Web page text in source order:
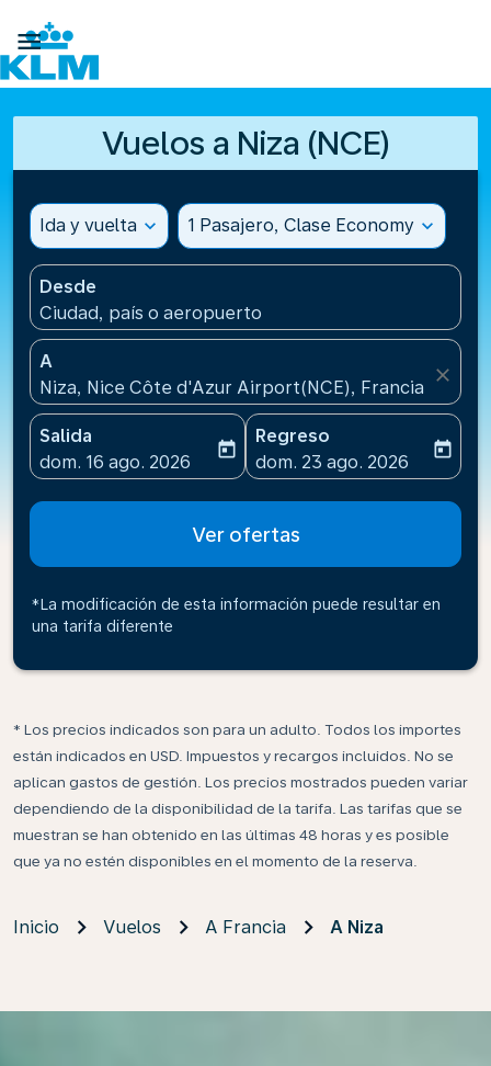

Vuelos a Niza (NCE)
Ida y vuelta expand_more 1 Pasajero, Clase Economy expand_more
Desde
Ciudad, país o aeropuerto
A
Niza, Nice Côte d'Azur Airport(NCE), Francia
close
Salida
fc-booking-departure-date-aria-label
dom. 16 ago. 2026
today
Regreso
fc-booking-return-date-
dom. 23 ago. 2026
today
Ver ofertas
*La modificación de esta información puede resultar en
una tarifa diferente
* Los precios indicados son para un adulto. Todos los importes
están indicados en USD. Impuestos y recargos incluidos. No se
aplican gastos de gestión. Los precios mostrados pueden variar
dependiendo de la disponibilidad de la tarifa. Las tarifas que se
muestran se han obtenido en las últimas 48 horas y es posible
que ya no estén disponibles en el momento de la reserva.
Inicio Vuelos A Francia A Niza